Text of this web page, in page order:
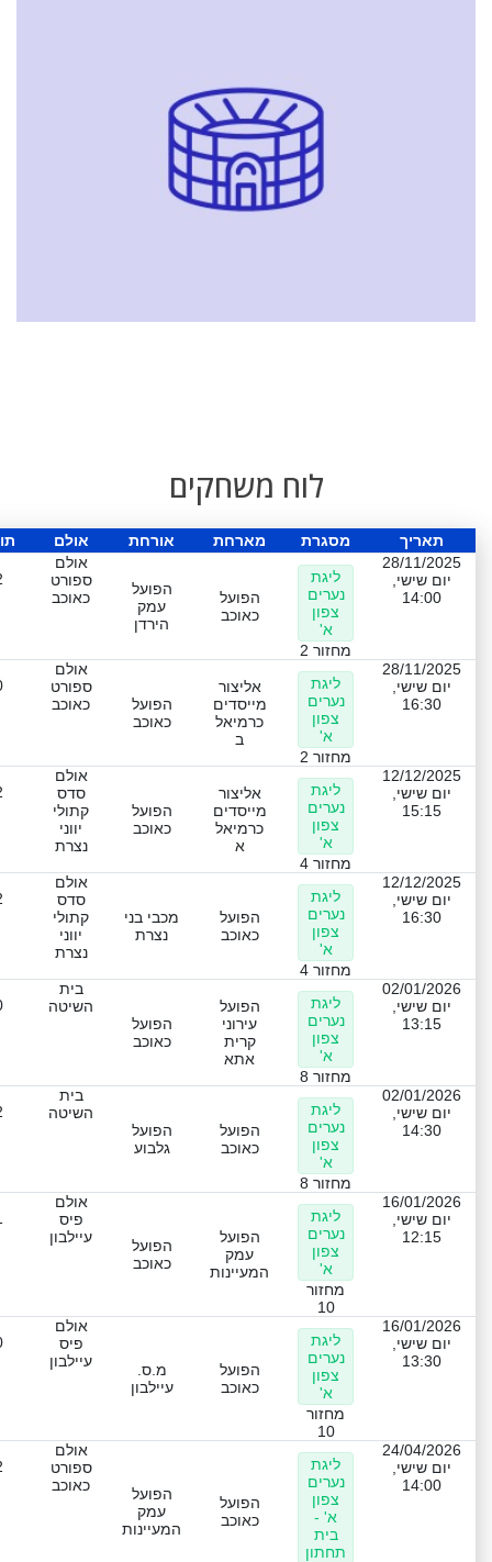
לוח משחקים
תאריך מסגרת מארחת אורחת אולם
28/11/2025
יום שישי,
14:00
ליגת
נערים
צפון
א'
מחזור 2
הפועל
כאוכב
הפועל
עמק
הירדן
אולם
ספורט
כאוכב
28/11/2025
יום שישי,
16:30
ליגת
נערים
צפון
א'
מחזור 2
אליצור
מייסדים
כרמיאל
ב
הפועל
כאוכב
אולם
ספורט
כאוכב
12/12/2025
יום שישי,
15:15
ליגת
נערים
צפון
א'
מחזור 4
אליצור
מייסדים
כרמיאל
א
הפועל
כאוכב
אולם
סדס
קתולי
יווני
נצרת
12/12/2025
יום שישי,
16:30
ליגת
נערים
צפון
א'
מחזור 4
הפועל
כאוכב
מכבי בני
נצרת
אולם
סדס
קתולי
יווני
נצרת
02/01/2026
יום שישי,
13:15
ליגת
נערים
צפון
א'
מחזור 8
הפועל
עירוני
קרית
אתא
הפועל
כאוכב
בית
השיטה
02/01/2026
יום שישי,
14:30
ליגת
נערים
צפון
א'
מחזור 8
הפועל
כאוכב
הפועל
גלבוע
בית
השיטה
16/01/2026
יום שישי,
12:15
ליגת
נערים
צפון
א'
מחזור
10
הפועל
עמק
המעיינות
הפועל
כאוכב
אולם
פיס
עיילבון
16/01/2026
יום שישי,
13:30
ליגת
נערים
צפון
א'
מחזור
10
הפועל
כאוכב
מ.ס.
עיילבון
אולם
פיס
עיילבון
24/04/2026
יום שישי,
14:00
ליגת
נערים
צפון
א' -
בית
תחתון
הפועל
כאוכב
הפועל
עמק
המעיינות
אולם
ספורט
כאוכב